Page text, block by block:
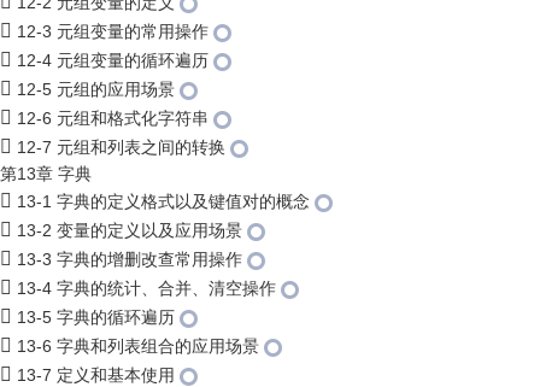
12-3 元组变量的常用操作
12-4 元组变量的循环遍历
12-5 元组的应用场景
12-6 元组和格式化字符串
12-7 元组和列表之间的转换
第13章 字典
13-1 字典的定义格式以及键值对的概念
13-2 变量的定义以及应用场景
13-3 字典的增删改查常用操作
13-4 字典的统计、合并、清空操作
13-5 字典的循环遍历
13-6 字典和列表组合的应用场景
13-7 定义和基本使用